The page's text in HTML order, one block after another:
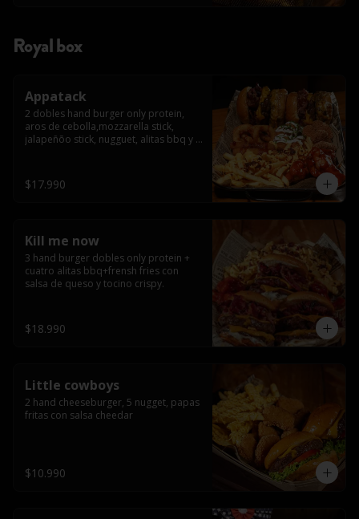
Royal box
Appatack
2 dobles hand burger only protein,
aros de cebolla,mozzarella stick,
jalapeñõo stick, nugguet, alitas bbq y
$17.990
Kill me now
3 hand burger dobles only protein +
cuatro alitas bbq+frensh fries con
salsa de queso y tocino crispy.
$18.990
Little cowboys
2 hand cheeseburger, 5 nugget, papas
fritas con salsa cheedar
$10.990